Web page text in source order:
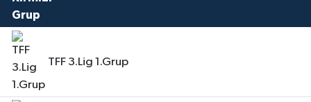
TFF 3.Lig 1.Grup